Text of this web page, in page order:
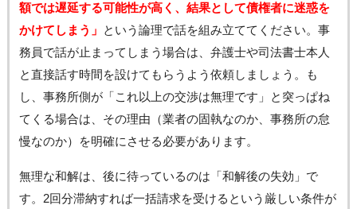
額では遅延する可能性が高く、結果として債権者に迷惑を
かけてしまう」 という論理で話を組み立ててください。事
務員で話が止まってしまう場合は、弁護士や司法書士本人
と直接話す時間を設けてもらうよう依頼しましょう。も
し、事務所側が「これ以上の交渉は無理です」と突っぱね
てくる場合は、その理由（業者の固執なのか、事務所の怠
慢なのか）を明確にさせる必要があります。
無理な和解は、後に待っているのは「和解後の失効」で
す。2回分滞納すれば一括請求を受けるという厳しい条件が